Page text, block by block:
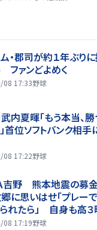
・郡司が約１年ぶり
ァンどよめく
08 17:33野球
武内夏暉「もう本当、
首位ソフトバンク相手
08 17:22野球
吉野 熊本地震の募
に思いはせ「プレー
れたら」 自身も高
に被災
08 17:19野球